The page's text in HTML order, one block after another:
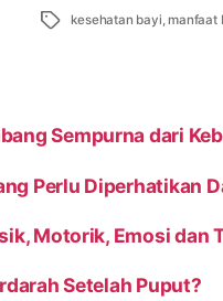
Tags kesehatan bayi,manfaat
Sempurna dari
Perlu Diperhatikan
Motorik, Emosi dan
Setelah Puput?